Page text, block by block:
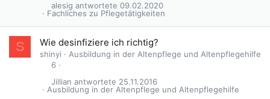
Fachliches zu Pflegetätigkeiten
09.02.2020
alesig
S Wie desinfiziere ich richtig?
shinyi
Ausbildung in der Altenpflege und Altenpflegehilfe
6
Ausbildung in der Altenpflege und Altenpflegehilfe
25.11.2016
Jillian